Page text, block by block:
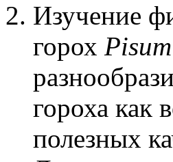
Изучение
горох Pisum
гороха как
полезных